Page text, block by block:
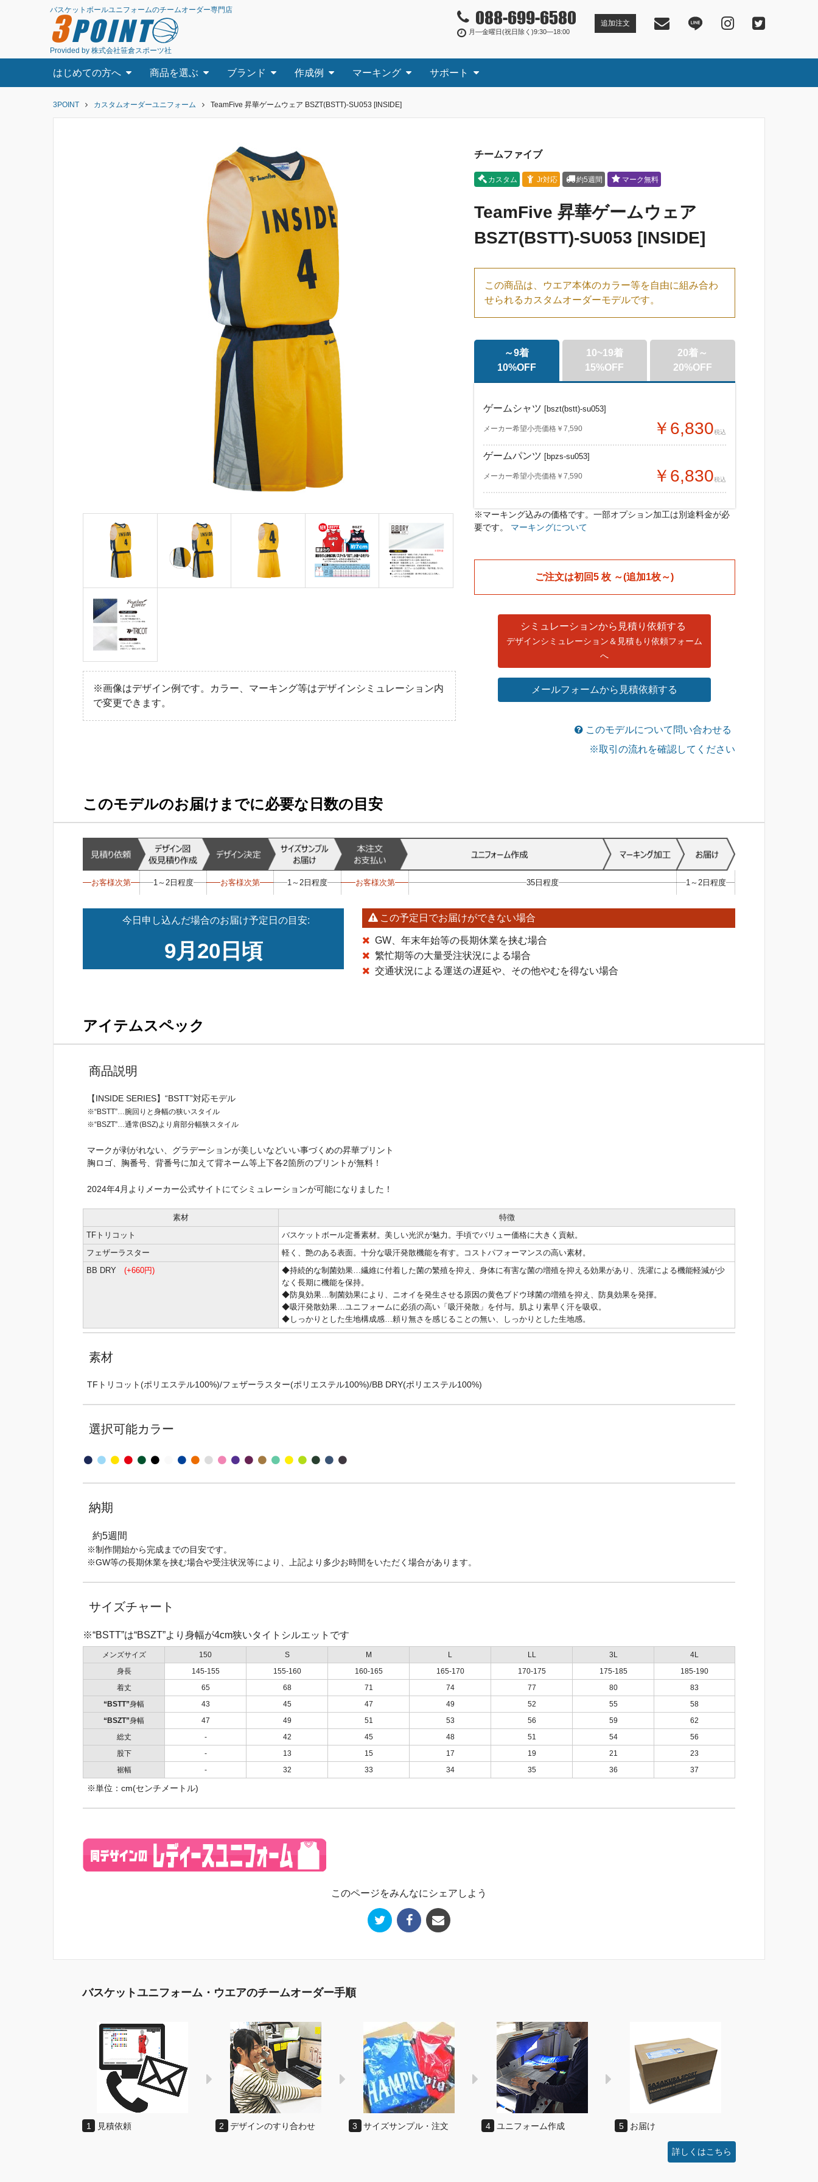
バスケットボールユニフォームのチームオーダー専門店
3POINT
Provided by 株式会社笹倉スポーツ社
088-699-6580
月―金曜日(祝日除く)9:30―18:00
追加注文
はじめての方へ 商品を選ぶ ブランド 作成例 マーキング サポート
3POINT カスタムオーダーユニフォーム TeamFive 昇華ゲームウェア BSZT(BSTT)-SU053 [INSIDE]
※画像はデザイン例です。カラー、マーキング等はデザインシミュレーション内
で変更できます。
チームファイブ
カスタム Jr対応 約5週間 マーク無料
TeamFive 昇華ゲームウェア
BSZT(BSTT)-SU053 [INSIDE]
この商品は、ウエア本体のカラー等を自由に組み合わ
せられるカスタムオーダーモデルです。
～9着
10%OFF
ゲームシャツ [bszt(bstt)-su053]
メーカー希望小売価格￥7,590 ￥6,830税込
ゲームパンツ [bpzs-su053]
メーカー希望小売価格￥7,590 ￥6,830税込
10~19着
15%OFF
ゲームシャツ[bszt(bstt)-su053]
[bpzs-su053]
メーカー希望小売価格￥7,590 ￥6,450税込
20着～
20%OFF
ゲームシャツ[bszt(bstt)-su053]
[bpzs-su053]
メーカー希望小売価格￥7,590 ￥6,070税込
※マーキング込みの価格です。一部オプション加工は別途料金が必
要です。 マーキングについて
ご注文は初回5 枚 ～(追加1枚～)
シミュレーションから見積り依頼する
デザインシミュレーション＆見積もり依頼フォーム
へ
メールフォームから見積依頼する
このモデルについて問い合わせる
※取引の流れを確認してください
このモデルのお届けまでに必要な日数の目安
お客様次第 1～2日程度 お客様次第 1～2日程度 お客様次第 35日程度 1～2日程度
今日申し込んだ場合のお届け予定日の目安:
9月20日頃
この予定日でお届けができない場合
GW、年末年始等の長期休業を挟む場合
繁忙期等の大量受注状況による場合
交通状況による運送の遅延や、その他やむを得ない場合
アイテムスペック
商品説明
【INSIDE SERIES】“BSTT”対応モデル
※“BSTT”…腕回りと身幅の狭いスタイル
※“BSZT”…通常(BSZ)より肩部分幅狭スタイル
マークが剥がれない、グラデーションが美しいなどいい事づくめの昇華プリント
胸ロゴ、胸番号、背番号に加えて背ネーム等上下各2箇所のプリントが無料！
2024年4月よりメーカー公式サイトにてシミュレーションが可能になりました！
素材
特徴
TFトリコット
バスケットボール定番素材。美しい光沢が魅力。手頃でバリュー価格に大きく貢献。
フェザーラスター
軽く、艶のある表面。十分な吸汗発散機能を有す。コストパフォーマンスの高い素材。
BB DRY
(+660円)
◆持続的な制菌効果…繊維に付着した菌の繁殖を抑え、身体に有害な菌の増殖を抑える効果があり、洗濯による機能軽減が少
なく長期に機能を保持。
◆防臭効果…制菌効果により、ニオイを発生させる原因の黄色ブドウ球菌の増殖を抑え、防臭効果を発揮。
◆吸汗発散効果…ユニフォームに必須の高い「吸汗発散」を付与。肌より素早く汗を吸収。
◆しっかりとした生地構成感…頼り無さを感じることの無い、しっかりとした生地感。
素材
TFトリコット(ポリエステル100%)/フェザーラスター(ポリエステル100%)/BB DRY(ポリエステル100%)
選択可能カラー
納期
約5週間
※制作開始から完成までの目安です。
※GW等の長期休業を挟む場合や受注状況等により、上記より多少お時間をいただく場合があります。
サイズチャート
※“BSTT”は“BSZT”より身幅が4cm狭いタイトシルエットです
メンズサイズ 150 S M L LL 3L
4L
身長
145-155 155-160 160-165 165-170 170-175 175-185
185-190
着丈
65 68 71 74 77 80
83
“BSTT”身幅 43 45 47 49 52 55
58
“BSZT”身幅 47 49 51 53 56 59
62
総丈
- 42 45 48 51 54
56
股下
- 13 15 17 19 21
23
裾幅
- 32 33 34 35 36 37
※単位：cm(センチメートル)
このページをみんなにシェアしよう
バスケットユニフォーム・ウエアのチームオーダー手順
1 見積依頼 2 デザインのすり合わせ 3 サイズサンプル・注文 4 ユニフォーム作成 5 お届け
詳しくはこちら